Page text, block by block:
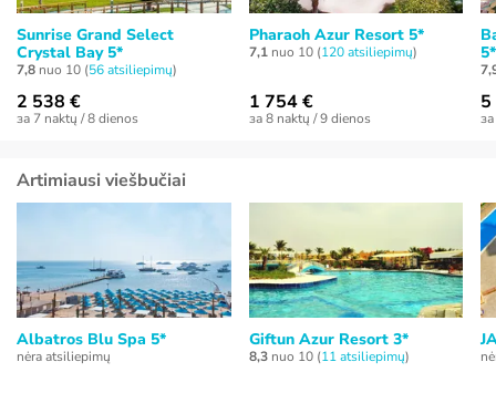
Sunrise Grand Select
Crystal Bay 5*
7,8 nuo 10 (56 atsiliepimų)
2 538 €
за 7 naktų / 8 dienos
Pharaoh Azur Resort 5*
7,1nuo 10 (120 atsiliepimų)
1 754 €
за 8 naktų / 9 dienos
5*
Artimiausi viešbučiai
Albatros Blu Spa 5*
nėra atsiliepimų
Giftun Azur Resort 3*
8,3nuo 10 (11 atsiliepimų)